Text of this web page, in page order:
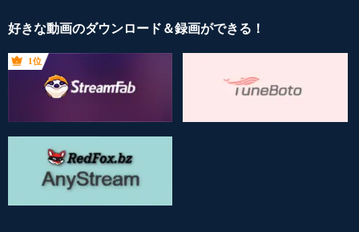
好きな動画のダウンロード＆録画ができる！
1位